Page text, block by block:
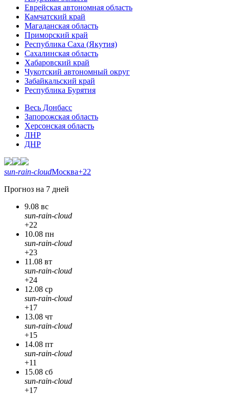
Еврейская автономная область
Камчатский край
Магаданская область
Приморский край
Республика Саха (Якутия)
Сахалинская область
Хабаровский край
Чукотский автономный округ
Забайкальский край
Республика Бурятия
Весь Донбасс
Запорожская область
Херсонская область
ЛНР
ДНР
sun-rain-cloudМосква+22
Прогноз на 7 дней
9.08 вс
sun-rain-cloud
+22
10.08 пн
sun-rain-cloud
+23
11.08 вт
sun-rain-cloud
+24
12.08 ср
sun-rain-cloud
+17
13.08 чт
sun-rain-cloud
+15
14.08 пт
sun-rain-cloud
+11
15.08 сб
sun-rain-cloud
+17